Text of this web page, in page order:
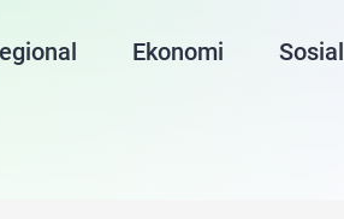
Ekonomi Sosial